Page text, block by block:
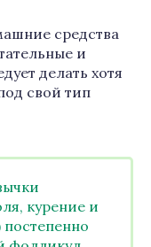
средства
и
делать хотя
свой тип
курение и